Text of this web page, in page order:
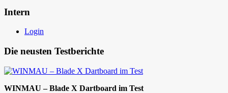
Intern
Login
Die neusten Testberichte
WINMAU – Blade X Dartboard im Test